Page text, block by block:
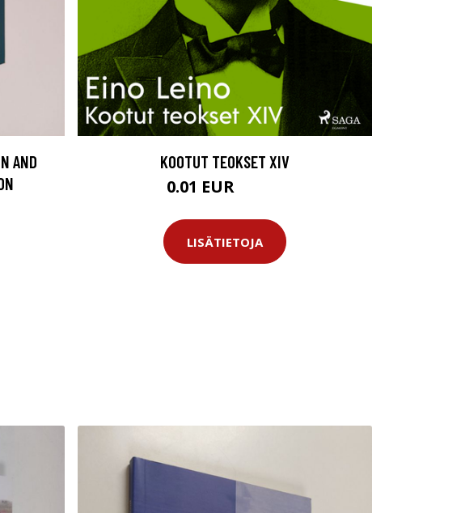
AND
KOOTUT TEOKSET XIV
0.01 EUR
LISÄTIETOJA